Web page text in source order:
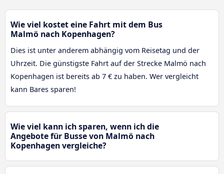
Wie viel kostet eine Fahrt mit dem Bus
Malmö nach Kopenhagen?
Dies ist unter anderem abhängig vom Reisetag und der
Uhrzeit. Die günstigste Fahrt auf der Strecke Malmö nach
Kopenhagen ist bereits ab 7 € zu haben. Wer vergleicht
kann Bares sparen!
Wie viel kann ich sparen, wenn ich die
Angebote für Busse von Malmö nach
Kopenhagen vergleiche?